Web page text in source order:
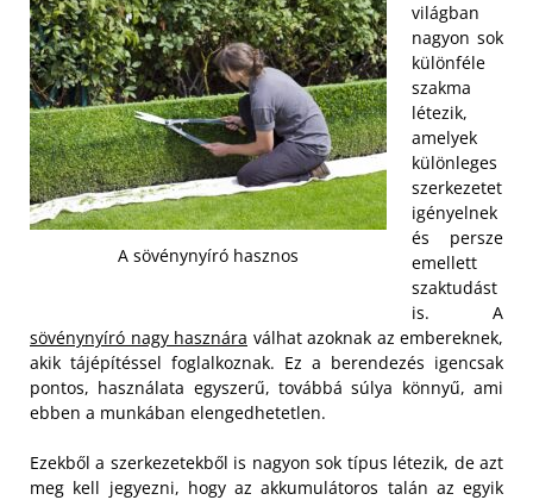
A sövénynyíró hasznos
világban
nagyon sok
különféle
szakma
létezik,
amelyek
különleges
szerkezetet
igényelnek
és persze
emellett
szaktudást
is. A
sövénynyíró nagy hasznára válhat azoknak az embereknek,
akik tájépítéssel foglalkoznak. Ez a berendezés igencsak
pontos, használata egyszerű, továbbá súlya könnyű, ami
ebben a munkában elengedhetetlen.
Ezekből a szerkezetekből is nagyon sok típus létezik, de azt
meg kell jegyezni, hogy az akkumulátoros talán az egyik